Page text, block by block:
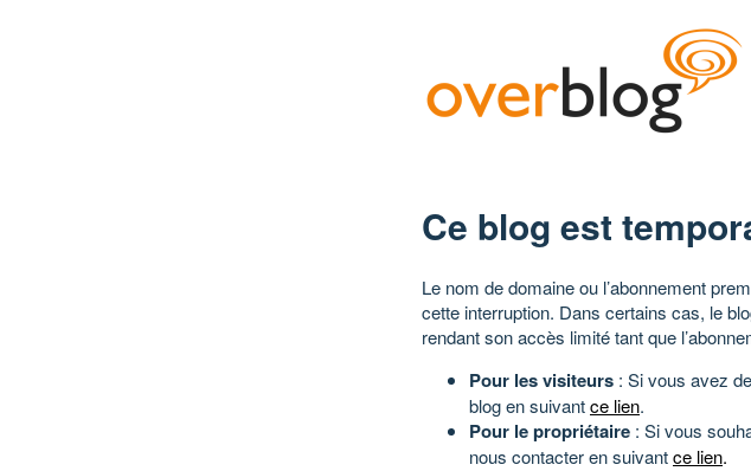
Ce blog est
Le nom de domaine ou l’abonnement
cette interruption. Dans certains cas, le
rendant son accès limité tant que
Pour les visiteurs : Si vous avez
blog en suivantce lien.
Pour le propriétaire : Si vous
nous contacter en suivantce lien.